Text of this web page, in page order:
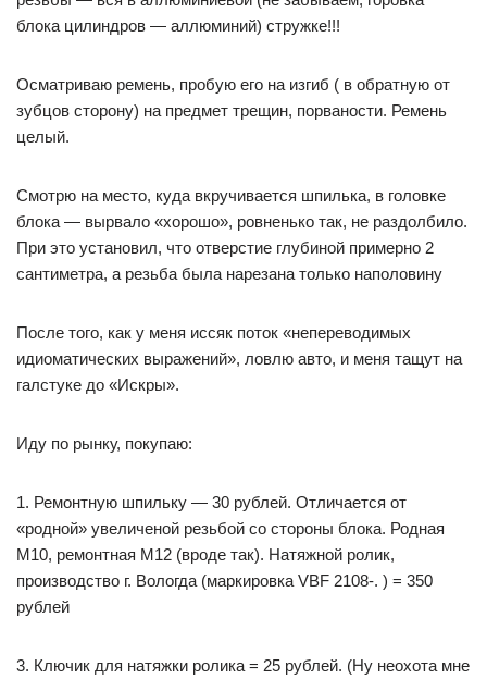
блока цилиндров — аллюминий) стружке!!!
Осматриваю ремень, пробую его на изгиб ( в обратную от
зубцов сторону) на предмет трещин, порваности. Ремень
целый.
Смотрю на место, куда вкручивается шпилька, в головке
блока — вырвало «хорошо», ровненько так, не раздолбило.
При это установил, что отверстие глубиной примерно 2
сантиметра, а резьба была нарезана только наполовину
После того, как у меня иссяк поток «непереводимых
идиоматических выражений», ловлю авто, и меня тащут на
галстуке до «Искры».
Иду по рынку, покупаю:
1. Ремонтную шпильку — 30 рублей. Отличается от
«родной» увеличеной резьбой со стороны блока. Родная
М10, ремонтная М12 (вроде так). Натяжной ролик,
производство г. Вологда (маркировка VBF 2108-. ) = 350
рублей
3. Ключик для натяжки ролика = 25 рублей. (Ну неохота мне